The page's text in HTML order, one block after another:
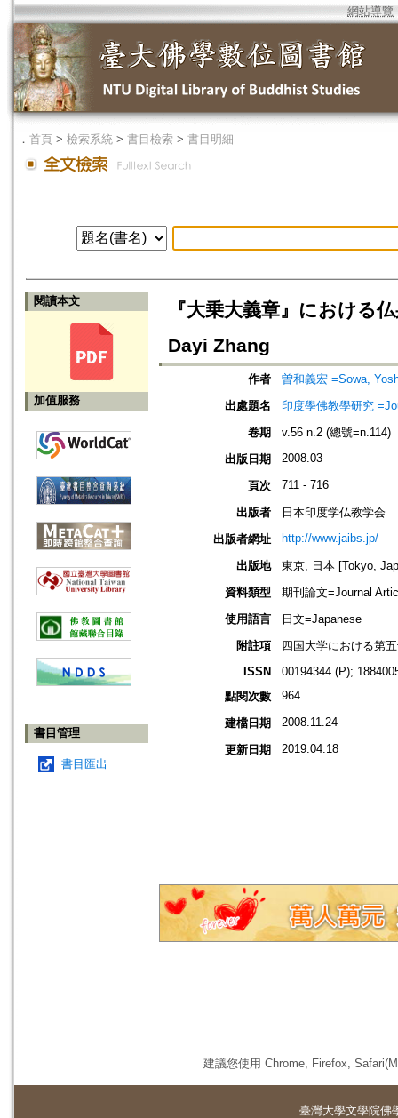
網站導覽
． 首頁 > 檢索系統 > 書目檢索 > 書目明細
閱讀本文
加值服務
書目管理
書目匯出
『大乗大義章』におけ
Dayi Zhang
作者
曽和義宏 =Sowa,
出處題名
印度學佛教學研究
卷期
v.56 n.2 (總號=n.114)
出版日期
2008.03
頁次 711 - 716
出版者
日本印度学仏教学会
出版者網址
http://www.jaibs.jp/
出版地
東京, 日本 [Tokyo,
資料類型
期刊論文=Journal
使用語言
日文=Japanese
附註項
四国大学における第
ISSN
00194344 (P);
點閱次數
964
建檔日期 2008.11.24
更新日期 2019.04.18
建議您使用 Chrome, Firefox,
臺灣大學文學院佛